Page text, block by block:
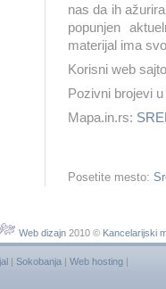
nas da ih
popunjen
materijal ima
Korisni web
Pozivni brojevi
Mapa.in.rs:
Posetite mesto:
Web dizajn2010 © Kancelarijski
| Sokobanja | Web hosting |